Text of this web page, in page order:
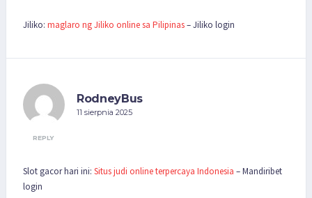
Jiliko: maglaro ng Jiliko online sa Pilipinas– Jiliko login
RodneyBus
11 sierpnia 2025
REPLY
Slot gacor hari ini: Situs judi online terpercaya Indonesia – Mandiribet
login